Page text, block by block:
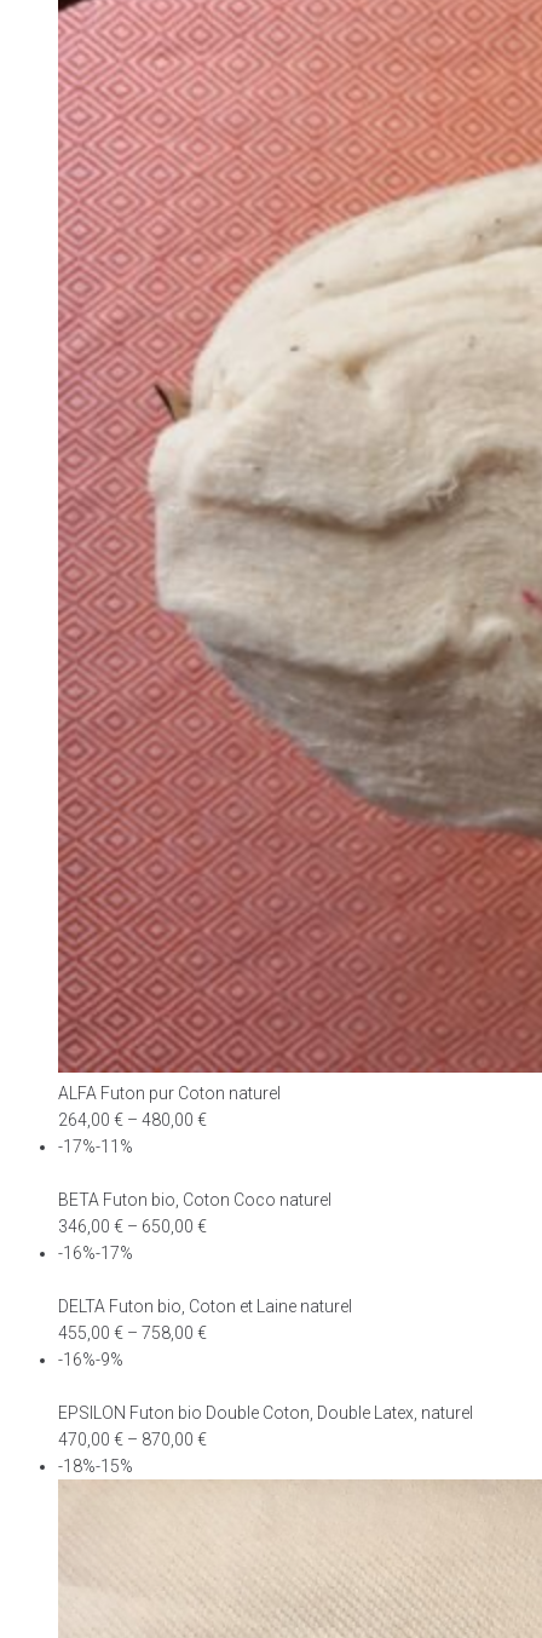
ALFA Futon pur Coton naturel
264,00 € – 480,00 €
-17%-11%
BETA Futon bio, Coton Coco naturel
346,00 € – 650,00 €
-16%-17%
DELTA Futon bio, Coton et Laine naturel
455,00 € – 758,00 €
-16%-9%
EPSILON Futon bio Double Coton, Double Latex, naturel
470,00 € – 870,00 €
-18%-15%